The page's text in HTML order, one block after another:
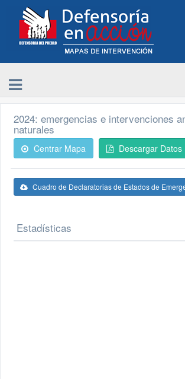
2024: emergencias e intervenciones
naturales
Centrar Mapa Descargar Datos
Cuadro de Declaratorias de Estados de
Estadísticas